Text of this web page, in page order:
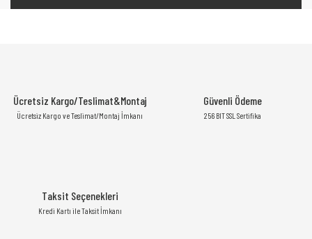
Ücretsiz Kargo/Teslimat&Montaj
Ücretsiz Kargo ve Teslimat/Montaj İmkanı
Güvenli Ödeme
256 BIT SSL Sertifika
Taksit Seçenekleri
Kredi Kartı ile Taksit İmkanı